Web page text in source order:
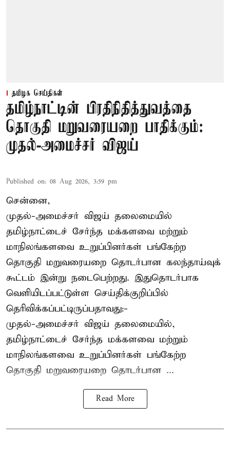
தமிழக செய்திகள்
தமிழ்நாட்டின் பிரதிநிதித்துவத்தை
தொகுதி மறுவரையறை பாதிக்கும்:
முதல்-அமைச்சர் விஜய்
Published on: 08 Aug 2026, 3:59 pm
சென்னை,
முதல்-அமைச்சர் விஜய் தலைமையில்
தமிழ்நாட்டைச் சேர்ந்த மக்களவை மற்றும்
மாநிலங்களவை உறுப்பினர்கள் பங்கேற்ற
தொகுதி மறுவரையறை தொடர்பான கலந்தாய்வுக்
கூட்டம் இன்று நடைபெற்றது. இதுதொடர்பாக
வெளியிடப்பட்டுள்ள செய்திக்குறிப்பில்
தெரிவிக்கப்பட்டிருப்பதாவது:-
முதல்-அமைச்சர் விஜய் தலைமையில்,
தமிழ்நாட்டைச் சேர்ந்த மக்களவை மற்றும்
மாநிலங்களவை உறுப்பினர்கள் பங்கேற்ற
தொகுதி மறுவரையறை தொடர்பான ...
Read More